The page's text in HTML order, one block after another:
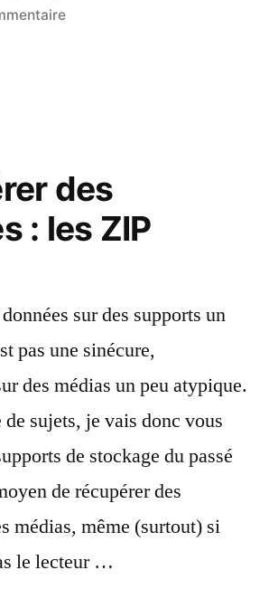
sur
des
: les ZIP
sur des supports un
pas une sinécure,
des médias un peu atypique.
de sujets, je vais donc vous
de stockage du passé
de récupérer des
médias, même (surtout) si
le lecteur …